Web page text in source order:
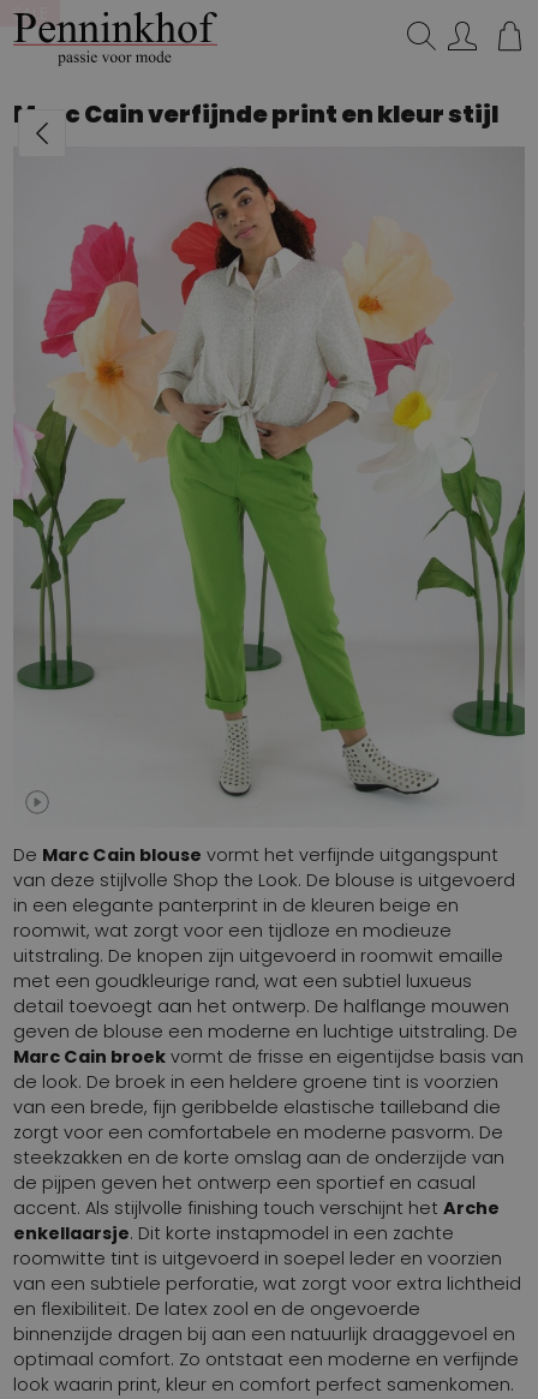
Marc Cain verfijnde print en kleur stijl
De Marc Cain blouse vormt het verfijnde uitgangspunt
van deze stijlvolle Shop the Look. De blouse is uitgevoerd
in een elegante panterprint in de kleuren beige en
roomwit, wat zorgt voor een tijdloze en modieuze
uitstraling. De knopen zijn uitgevoerd in roomwit emaille
met een goudkleurige rand, wat een subtiel luxueus
detail toevoegt aan het ontwerp. De halflange mouwen
geven de blouse een moderne en luchtige uitstraling. De
Marc Cain broek vormt de frisse en eigentijdse basis van
de look. De broek in een heldere groene tint is voorzien
van een brede, fijn geribbelde elastische tailleband die
zorgt voor een comfortabele en moderne pasvorm. De
steekzakken en de korte omslag aan de onderzijde van
de pijpen geven het ontwerp een sportief en casual
accent. Als stijlvolle finishing touch verschijnt hetArche
enkellaarsje. Dit korte instapmodel in een zachte
roomwitte tint is uitgevoerd in soepel leder en voorzien
van een subtiele perforatie, wat zorgt voor extra lichtheid
en flexibiliteit. De latex zool en de ongevoerde
binnenzijde dragen bij aan een natuurlijk draaggevoel en
optimaal comfort. Zo ontstaat een moderne en verfijnde
look waarin print, kleur en comfort perfect samenkomen.
SALE
SALE